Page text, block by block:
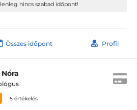
nincs szabad időpont!
Összes időpont Profil
5 értékelés